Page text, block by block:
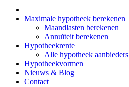
Maximale hypotheek berekenen
Maandlasten berekenen
Annuïteit berekenen
Hypotheekrente
Alle hypotheek aanbieders
Hypotheekvormen
Nieuws & Blog
Contact